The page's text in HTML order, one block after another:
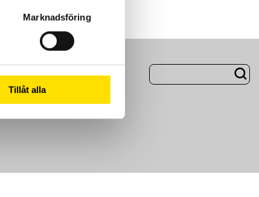
Marknadsföring
Tillåt alla
Om Oss